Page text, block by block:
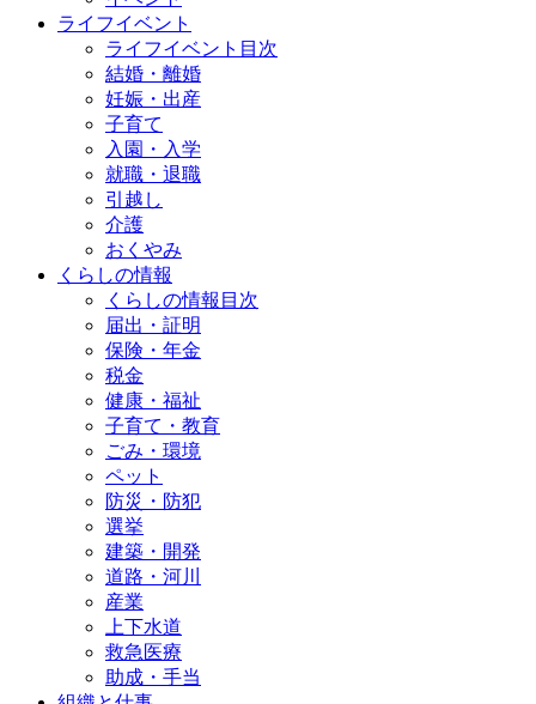
ライフイベント
ライフイベント目次
結婚・離婚
妊娠・出産
子育て
入園・入学
就職・退職
引越し
介護
おくやみ
くらしの情報
くらしの情報目次
届出・証明
保険・年金
税金
健康・福祉
子育て・教育
ごみ・環境
ペット
防災・防犯
選挙
建築・開発
道路・河川
産業
上下水道
救急医療
助成・手当